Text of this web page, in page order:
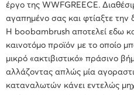
έργο της WWFGREECE.
αγαπημένο σας και φτίαξτε την
H boobambrush αποτελεί εδω
καινοτόμο προϊόν με το οποίο
μικρό «ακτιβιστικό» πράσινο
αλλάζοντας απλώς μία
καταναλωτών κάνει εντελώς